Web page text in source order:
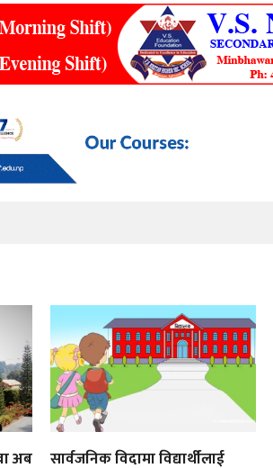
अब सार्वजनिक विदामा विद्यार्थीलाई